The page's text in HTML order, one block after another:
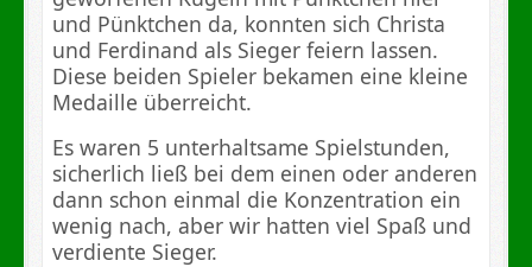
und Pünktchen da, konnten sich Christa
und Ferdinand als Sieger feiern lassen.
Diese beiden Spieler bekamen eine kleine
Medaille überreicht.
Es waren 5 unterhaltsame Spielstunden,
sicherlich ließ bei dem einen oder anderen
dann schon einmal die Konzentration ein
wenig nach, aber wir hatten viel Spaß und
verdiente Sieger.